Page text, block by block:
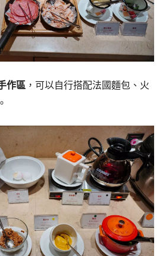
作區 ，可以自行搭配法國麵包、火